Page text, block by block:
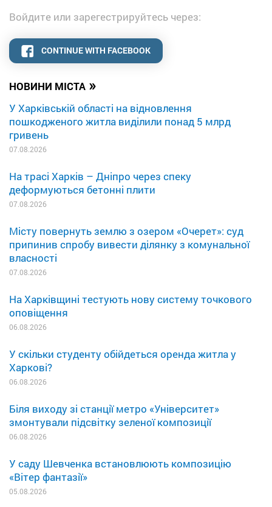
НОВИНИ МІСТА »
У Харківській області на відновлення
пошкодженого житла виділили понад 5 млрд
гривень
07.08.2026
На трасі Харків – Дніпро через спеку
деформуються бетонні плити
07.08.2026
Місту повернуть землю з озером «Очерет»: суд
припинив спробу вивести ділянку з комунальної
власності
07.08.2026
На Харківщині тестують нову систему точкового
оповіщення
06.08.2026
У скільки студенту обійдеться оренда житла у
Харкові?
06.08.2026
Біля виходу зі станції метро «Університет»
змонтували підсвітку зеленої композиції
06.08.2026
У саду Шевченка встановлюють композицію
«Вітер фантазії»
05.08.2026
Войдите или зарегестрируйтесь через:
CONTINUE WITH FACEBOOK